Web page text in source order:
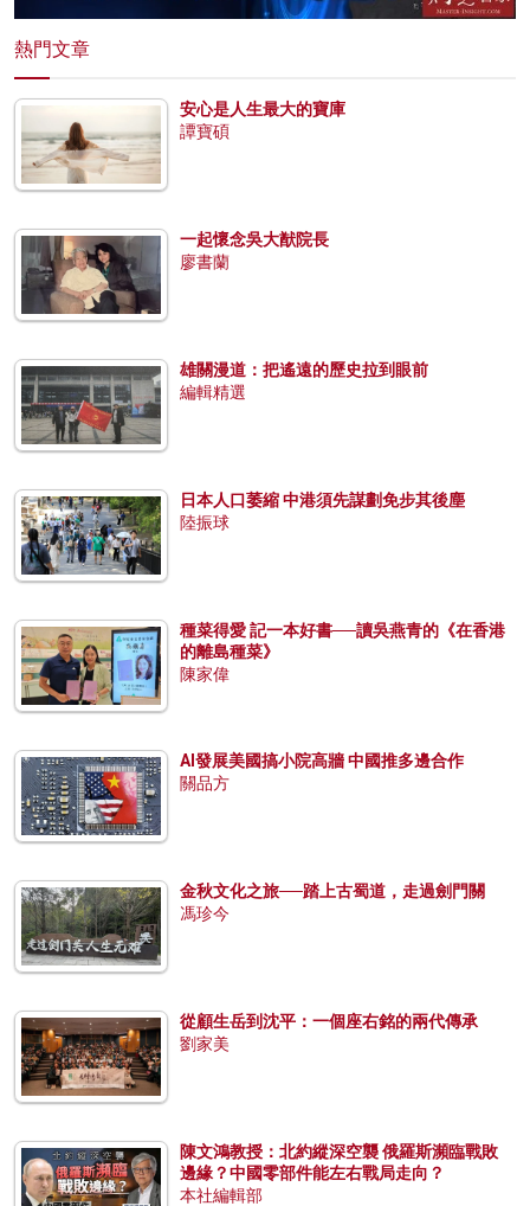
熱門文章
安心是人生最大的寶庫
譚寶碩
一起懷念吳大猷院長
廖書蘭
雄關漫道：把遙遠的歷史拉到眼前
編輯精選
日本人口萎縮 中港須先謀劃免步其後塵
陸振球
種菜得愛 記一本好書──讀吳燕青的《在香港
的離島種菜》
陳家偉
AI發展美國搞小院高牆 中國推多邊合作
關品方
金秋文化之旅──踏上古蜀道，走過劍門關
馮珍今
從顧生岳到沈平：一個座右銘的兩代傳承
劉家美
陳文鴻教授：北約縱深空襲 俄羅斯瀕臨戰敗
邊緣？中國零部件能左右戰局走向？
本社編輯部